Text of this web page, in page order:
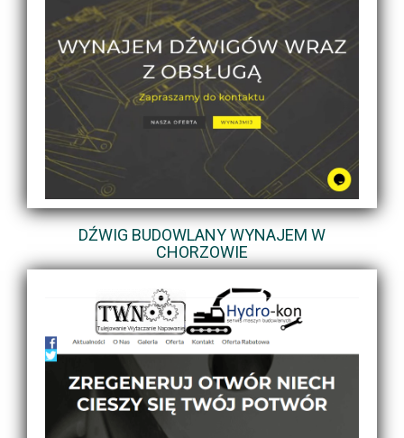
DŹWIG BUDOWLANY WYNAJEM W
CHORZOWIE